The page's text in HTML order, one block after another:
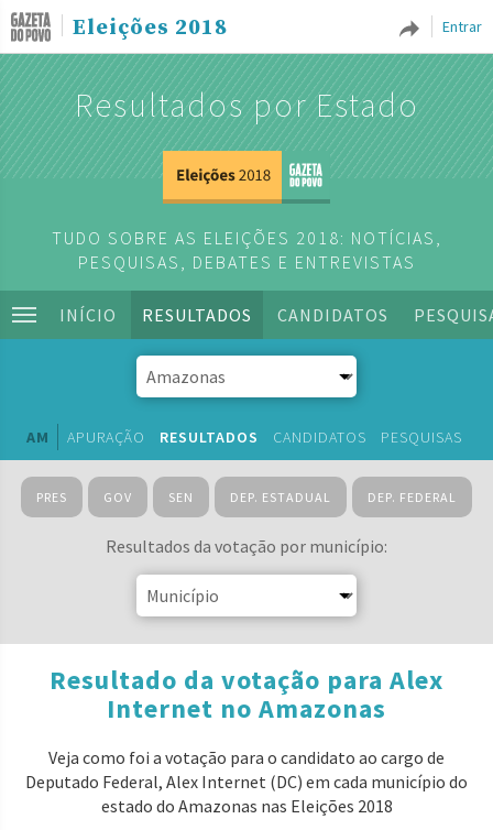
Entrar
Eleições 2018
Resultados por Estado
TUDO SOBRE AS ELEIÇÕES 2018: NOTÍCIAS,
PESQUISAS, DEBATES E ENTREVISTAS
INÍCIO RESULTADOS CANDIDATOS
AM APURAÇÃO RESULTADOS CANDIDATOS PESQUISAS
PRES GOV SEN DEP. ESTADUAL DEP. FEDERAL
Resultados da votação por município:
Resultado da votação para Alex
Internet no Amazonas
Veja como foi a votação para o candidato ao cargo de
Deputado Federal, Alex Internet (DC) em cada município do
estado do Amazonas nas Eleições 2018